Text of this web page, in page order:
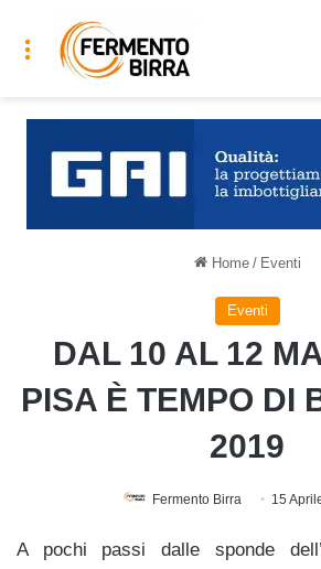
Menu
Home / Eventi
Eventi
DAL 10 AL 12
PISA È TEMPO DI
2019
Fermento Birra 15
A pochi passi dalle sponde